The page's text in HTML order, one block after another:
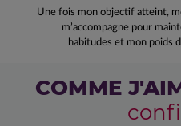
Une fois mon objectif atteint,
m’accompagne pour
habitudes et mon poids
COMME